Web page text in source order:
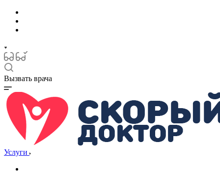
Вызвать врача
Услуги